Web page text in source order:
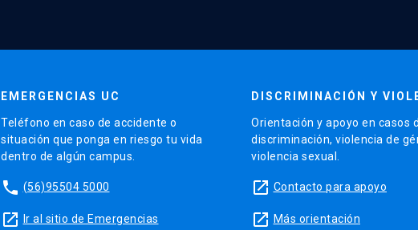
EMERGENCIAS UC
Teléfono en caso de accidente o
situación que ponga en riesgo tu vida
dentro de algún campus.
phone (56)95504 5000
launch Ir al sitio de Emergencias
DISCRIMINACIÓN Y
Orientación y apoyo en casos
discriminación, violencia de
violencia sexual.
launch Contacto para apoyo
launch Más orientación